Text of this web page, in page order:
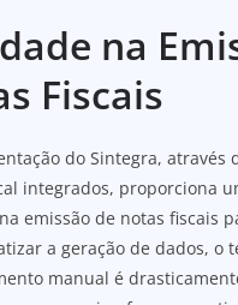
na
Fiscais
do Sintegra, através
integrados, proporciona
emissão de notas fiscais
a geração de dados, o
manual é